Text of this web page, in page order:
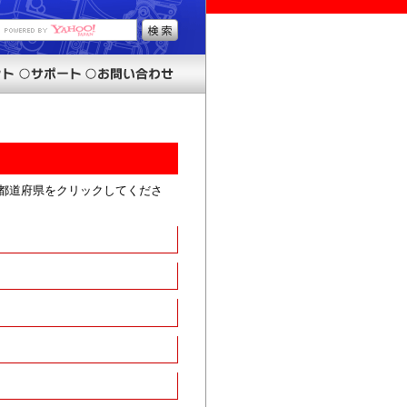
道府県をクリックしてくださ